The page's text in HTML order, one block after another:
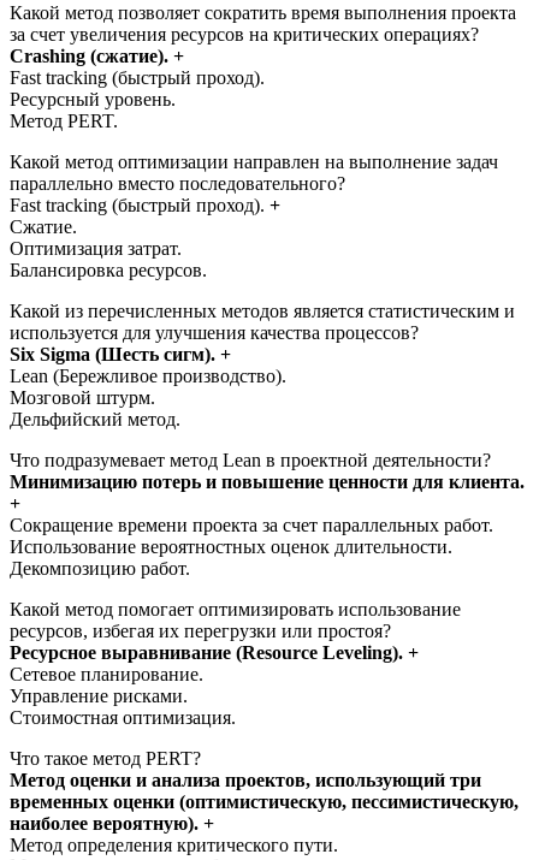
Какой метод позволяет сократить время выполнения проекта
за счет увеличения ресурсов на критических операциях?
Crashing (сжатие). +
Fast tracking (быстрый проход).
Ресурсный уровень.
Метод PERT.
Какой метод оптимизации направлен на выполнение задач
параллельно вместо последовательного?
Fast tracking (быстрый проход). +
Сжатие.
Оптимизация затрат.
Балансировка ресурсов.
Какой из перечисленных методов является статистическим и
используется для улучшения качества процессов?
Six Sigma (Шесть сигм). +
Lean (Бережливое производство).
Мозговой штурм.
Дельфийский метод.
Что подразумевает метод Lean в проектной деятельности?
Минимизацию потерь и повышение ценности для клиента.
+
Сокращение времени проекта за счет параллельных работ.
Использование вероятностных оценок длительности.
Декомпозицию работ.
Какой метод помогает оптимизировать использование
ресурсов, избегая их перегрузки или простоя?
Ресурсное выравнивание (Resource Leveling). +
Сетевое планирование.
Управление рисками.
Стоимостная оптимизация.
Что такое метод PERT?
Метод оценки и анализа проектов, использующий три
временных оценки (оптимистическую, пессимистическую,
наиболее вероятную). +
Метод определения критического пути.